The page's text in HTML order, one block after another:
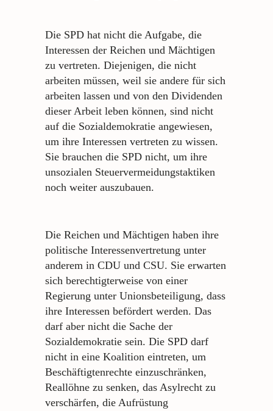
Die SPD hat nicht die Aufgabe, die
Interessen der Reichen und Mächtigen
zu vertreten. Diejenigen, die nicht
arbeiten müssen, weil sie andere für sich
arbeiten lassen und von den Dividenden
dieser Arbeit leben können, sind nicht
auf die Sozialdemokratie angewiesen,
um ihre Interessen vertreten zu wissen.
Sie brauchen die SPD nicht, um ihre
unsozialen Steuervermeidungstaktiken
noch weiter auszubauen.
Die Reichen und Mächtigen haben ihre
politische Interessenvertretung unter
anderem in CDU und CSU. Sie erwarten
sich berechtigterweise von einer
Regierung unter Unionsbeteiligung, dass
ihre Interessen befördert werden. Das
darf aber nicht die Sache der
Sozialdemokratie sein. Die SPD darf
nicht in eine Koalition eintreten, um
Beschäftigtenrechte einzuschränken,
Reallöhne zu senken, das Asylrecht zu
verschärfen, die Aufrüstung